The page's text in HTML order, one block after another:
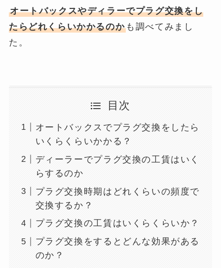
オートバックスやディラーでプラグ交換をし
たらどれくらいかかるのか も調べてみまし
た。
目次
オートバックスでプラグ交換をしたら
いくらくらいかかる？
ディーラーでプラグ交換の工賃はいく
らするのか
プラグ交換時期はどれくらいの頻度で
交換するか？
プラグ交換の工賃はいくらくらいか？
プラグ交換をするとどんな効果がある
のか？